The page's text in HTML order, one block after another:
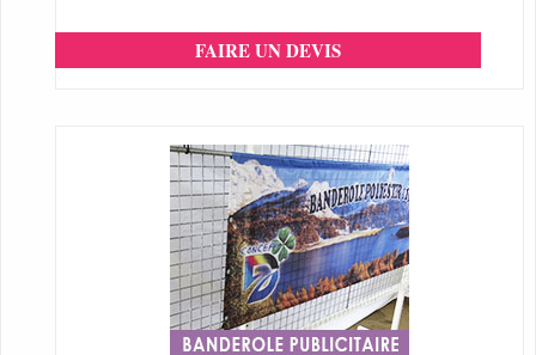
FAIRE UN DEVIS